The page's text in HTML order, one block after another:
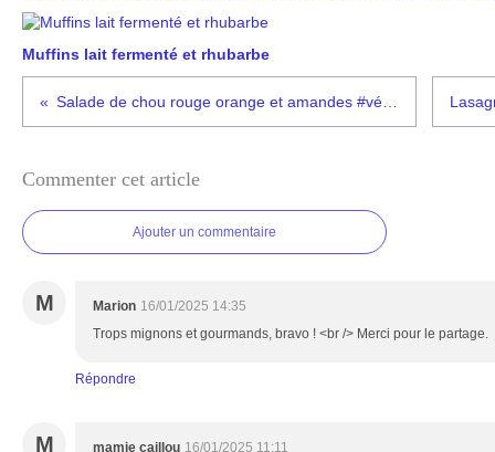
Muffins lait fermenté et rhubarbe
Commenter cet article
Ajouter un commentaire
M Marion 16/01/2025 14:35
Trops mignons et gourmands, bravo ! <br /> Merci pour le partage.
Répondre
M mamie caillou 16/01/2025 11:11